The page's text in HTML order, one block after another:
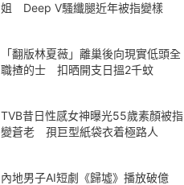
姐 Deep V騷纖腿近年被指變樣
「翻版林夏薇」離巢後向現實低頭全
職揸的士 扣晒開支日搵2千蚊
TVB昔日性感女神曝光55歲素顏被指
變蒼老 孭巨型紙袋衣着極路人
內地男子AI短劇《歸墟》播放破億